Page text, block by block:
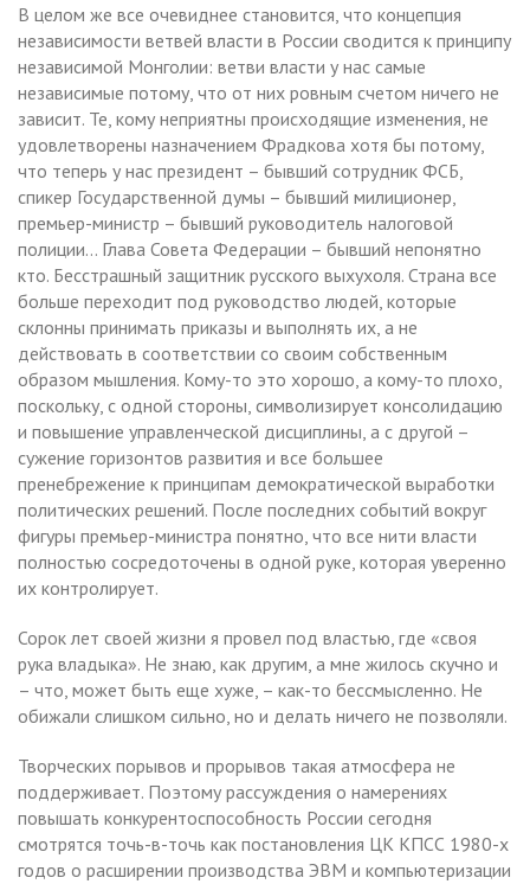
В целом же все очевиднее становится, что концепция
независимости ветвей власти в России сводится к принципу
независимой Монголии: ветви власти у нас самые
независимые потому, что от них ровным счетом ничего не
зависит. Те, кому неприятны происходящие изменения, не
удовлетворены назначением Фрадкова хотя бы потому,
что теперь у нас президент – бывший сотрудник ФСБ,
спикер Государственной думы – бывший милиционер,
премьер-министр – бывший руководитель налоговой
полиции… Глава Совета Федерации – бывший непонятно
кто. Бесстрашный защитник русского выхухоля. Страна все
больше переходит под руководство людей, которые
склонны принимать приказы и выполнять их, а не
действовать в соответствии со своим собственным
образом мышления. Кому-то это хорошо, а кому-то плохо,
поскольку, с одной стороны, символизирует консолидацию
и повышение управленческой дисциплины, а с другой –
сужение горизонтов развития и все большее
пренебрежение к принципам демократической выработки
политических решений. После последних событий вокруг
фигуры премьер-министра понятно, что все нити власти
полностью сосредоточены в одной руке, которая уверенно
их контролирует.
Сорок лет своей жизни я провел под властью, где «своя
рука владыка». Не знаю, как другим, а мне жилось скучно и
– что, может быть еще хуже, – как-то бессмысленно. Не
обижали слишком сильно, но и делать ничего не позволяли.
Творческих порывов и прорывов такая атмосфера не
поддерживает. Поэтому рассуждения о намерениях
повышать конкурентоспособность России сегодня
смотрятся точь-в-точь как постановления ЦК КПСС 1980-х
годов о расширении производства ЭВМ и компьютеризации